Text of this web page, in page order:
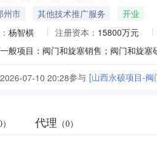
州市 其他技术推广服务
开业
杨智棋 注册资本： 15800万元
2026-07-10 20:28参与 [山西永硕项目-
） 代理 （0）